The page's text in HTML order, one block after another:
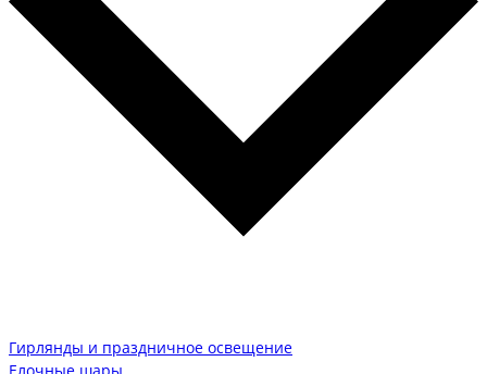
Гирлянды и праздничное освещение